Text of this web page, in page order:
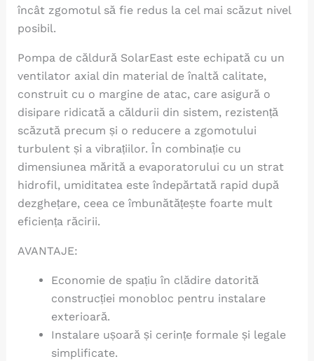
încât zgomotul să fie redus la cel mai scăzut nivel
posibil.
Pompa de căldură SolarEast este echipată cu un
ventilator axial din material de înaltă calitate,
construit cu o margine de atac, care asigură o
disipare ridicată a căldurii din sistem, rezistență
scăzută precum și o reducere a zgomotului
turbulent și a vibrațiilor. În combinație cu
dimensiunea mărită a evaporatorului cu un strat
hidrofil, umiditatea este îndepărtată rapid după
dezghețare, ceea ce îmbunătățește foarte mult
eficiența răcirii.
AVANTAJE:
Economie de spațiu în clădire datorită
construcției monobloc pentru instalare
exterioară.
Instalare ușoară și cerințe formale și legale
simplificate.